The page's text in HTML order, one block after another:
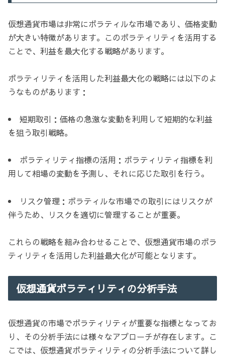
仮想通貨市場は非常にボラティルな市場であり、価格変動
が大きい特徴があります。このボラティリティを活用する
ことで、利益を最大化する戦略があります。
ボラティリティを活用した利益最大化の戦略には以下のよ
うなものがあります：
短期取引：価格の急激な変動を利用して短期的な利益
を狙う取引戦略。
ボラティリティ指標の活用：ボラティリティ指標を利
用して相場の変動を予測し、それに応じた取引を行う。
リスク管理：ボラティルな市場での取引にはリスクが
伴うため、リスクを適切に管理することが重要。
これらの戦略を組み合わせることで、仮想通貨市場のボラ
ティリティを活用した利益最大化が可能となります。
仮想通貨ボラティリティの分析手法
仮想通貨の市場でボラティリティが重要な指標となってお
り、その分析手法には様々なアプローチが存在します。こ
こでは、仮想通貨ボラティリティの分析手法について詳し